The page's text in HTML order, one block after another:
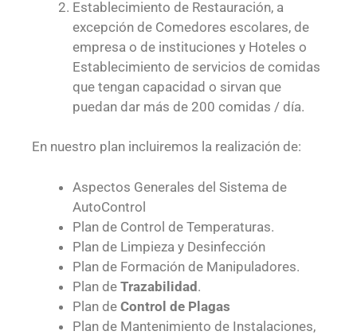
Establecimiento de Restauración, a
excepción de Comedores escolares, de
empresa o de instituciones y Hoteles o
Establecimiento de servicios de comidas
que tengan capacidad o sirvan que
puedan dar más de 200 comidas / día.
En nuestro plan incluiremos la realización de:
Aspectos Generales del Sistema de
AutoControl
Plan de Control de Temperaturas.
Plan de Limpieza y Desinfección
Plan de Formación de Manipuladores.
Plan de Trazabilidad.
Plan de Control de Plagas
Plan de Mantenimiento de Instalaciones,